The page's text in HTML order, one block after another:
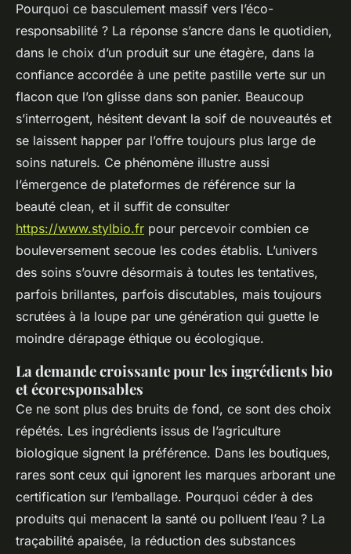
Pourquoi ce basculement massif vers l’éco-
responsabilité ? La réponse s’ancre dans le quotidien,
dans le choix d’un produit sur une étagère, dans la
confiance accordée à une petite pastille verte sur un
flacon que l’on glisse dans son panier. Beaucoup
s’interrogent, hésitent devant la soif de nouveautés et
se laissent happer par l’offre toujours plus large de
soins naturels. Ce phénomène illustre aussi
l’émergence de plateformes de référence sur la
beauté clean, et il suffit de consulter
https://www.stylbio.fr pour percevoir combien ce
bouleversement secoue les codes établis. L’univers
des soins s’ouvre désormais à toutes les tentatives,
parfois brillantes, parfois discutables, mais toujours
scrutées à la loupe par une génération qui guette le
moindre dérapage éthique ou écologique.
La demande croissante pour les ingrédients bio
et écoresponsables
Ce ne sont plus des bruits de fond, ce sont des choix
répétés. Les ingrédients issus de l’agriculture
biologique signent la préférence. Dans les boutiques,
rares sont ceux qui ignorent les marques arborant une
certification sur l’emballage. Pourquoi céder à des
produits qui menacent la santé ou polluent l’eau ? La
traçabilité apaisée, la réduction des substances